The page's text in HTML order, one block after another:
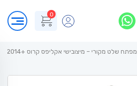
0
מפתח שלט מקורי – מיצובישי אקליפס קרוס +Mitsubishi Eclipse 2014